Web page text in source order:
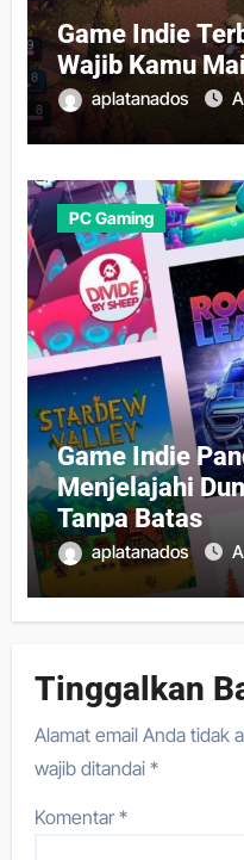
Game Indie
Wajib Kamu
aplatanados
PC Gaming
Game Indie
Menjelajahi
Tanpa Batas
aplatanados
Tinggalkan
Alamat email Anda tidak
wajib ditandai*
Komentar*